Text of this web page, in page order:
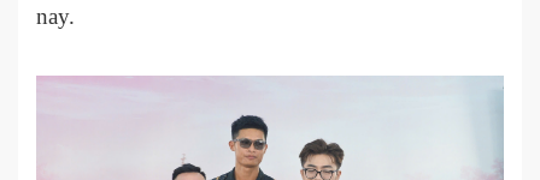
nay.